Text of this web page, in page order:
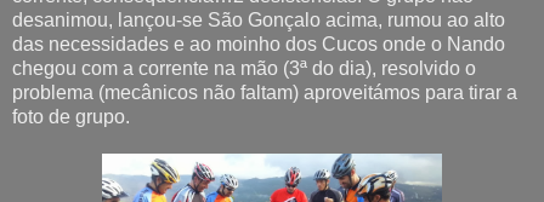
desanimou, lançou-se São Gonçalo acima, rumou ao alto
das necessidades e ao moinho dos Cucos onde o Nando
chegou com a corrente na mão (3ª do dia), resolvido o
problema (mecânicos não faltam) aproveitámos para tirar a
foto de grupo.